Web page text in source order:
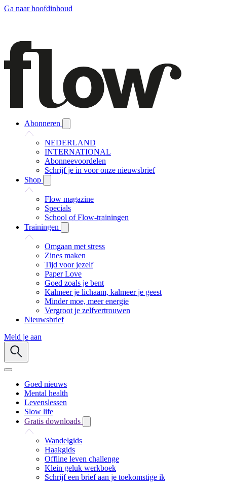
Ga naar hoofdinhoud
Abonneren
NEDERLAND
INTERNATIONAL
Abonneevoordelen
Schrijf je in voor onze nieuwsbrief
Shop
Flow magazine
Specials
School of Flow-trainingen
Trainingen
Omgaan met stress
Zines maken
Tijd voor jezelf
Paper Love
Goed zoals je bent
Kalmeer je lichaam, kalmeer je geest
Minder moe, meer energie
Vergroot je zelfvertrouwen
Nieuwsbrief
Meld je aan
Goed nieuws
Mental health
Levenslessen
Slow life
Gratis downloads
Wandelgids
Haakgids
Offline leven challenge
Klein geluk werkboek
Schrijf een brief aan je toekomstige ik